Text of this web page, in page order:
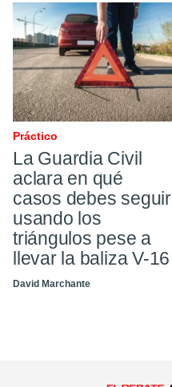
Práctico
La Guardia Civil
aclara en qué
casos debes seguir
usando los
triángulos pese a
llevar la baliza V-16
David Marchante